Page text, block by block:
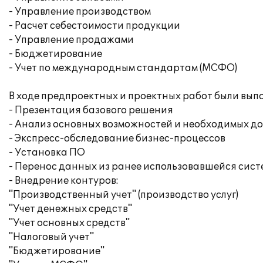
- Управление производством
- Расчет себестоимости продукции
- Управление продажами
- Бюджетирование
- Учет по международным стандартам (МСФО)
В ходе предпроектных и проектных работ были
- Презентация базового решения
- Анализ основных возможностей и необходимых
- Экспресс-обследование бизнес-процессов
- Установка ПО
- Перенос данных из ранее использовавшейся
- Внедрение контуров:
"Производственный учет" (производство услуг)
"Учет денежных средств"
"Учет основных средств"
"Налоговый учет"
"Бюджетирование"